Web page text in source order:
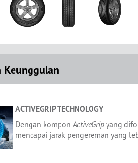
Keunggulan
ACTIVEGRIP TECHNOLOGY
Dengan komponActiveGrip yang
mencapai jarak pengereman yang